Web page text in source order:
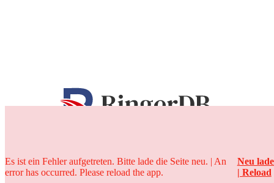
25 Jahre
Es ist ein Fehler aufgetreten. Bitte lade die Seite neu. | An
error has occurred. Please reload the app.
Neu
| Reload